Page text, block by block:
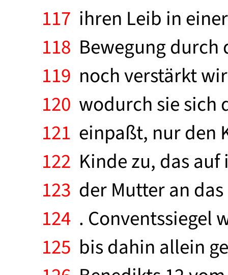
117 ihren Leib in
118 Bewegung durch
119 noch verstärkt
120 wodurch sie sich
121 einpaßt, nur den
122 Kinde zu, das
123 der Mutter an
124 . Conventssiegel
125 bis dahin allein